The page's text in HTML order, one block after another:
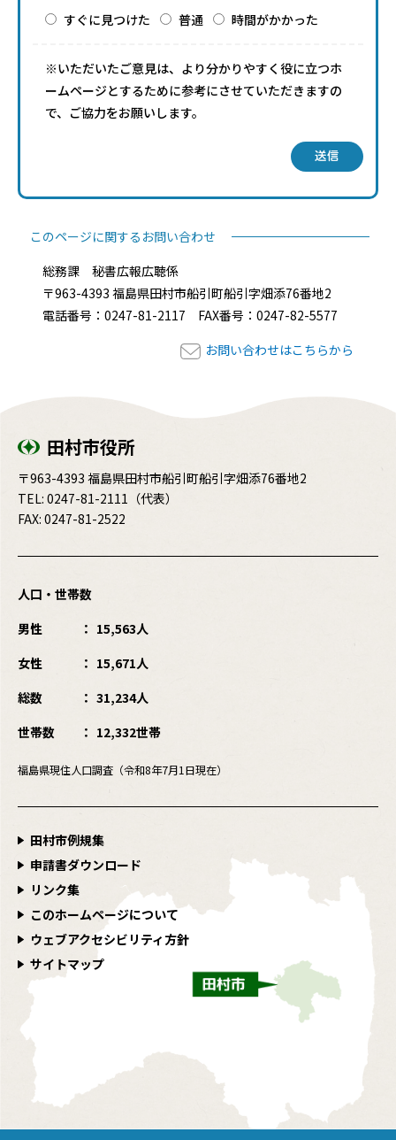
すぐに見つけた
普通 時間がかかった
※いただいたご意見は、より分かりやすく役に立つホ
ームページとするために参考にさせていただきますの
で、ご協力をお願いします。
送信
このページに関するお問い合わせ
総務課 秘書広報広聴係
〒963-4393 福島県田村市船引町船引字畑添76番地2
電話番号：0247-81-2117 FAX番号：0247-82-5577
お問い合わせはこちらから
田村市役所
〒963-4393 福島県田村市船引町船引字畑添76番地2
TEL: 0247-81-2111 （代表）
FAX: 0247-81-2522
人口・世帯数
男性
15,563人
女性
15,671人
総数
31,234人
世帯数
12,332世帯
福島県現住人口調査（令和8年7月1日現在）
田村市例規集
申請書ダウンロード
リンク集
このホームページについて
ウェブアクセシビリティ方針
サイトマップ